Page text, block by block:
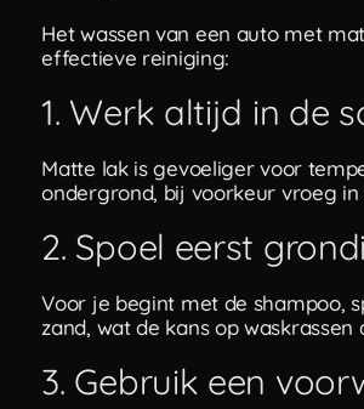
Het wassen van een auto met
effectieve reiniging:
1. Werk altijd in de
Matte lak is gevoeliger voor
ondergrond, bij voorkeur vroeg
2. Spoel eerst
Voor je begint met de shampoo,
zand, wat de kans op
3. Gebruik een